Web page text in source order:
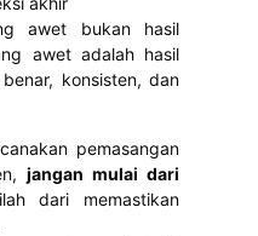
awet bukan hasil
awet adalah hasil
konsisten, dan
pemasangan
jangan mulai dari
dari memastikan